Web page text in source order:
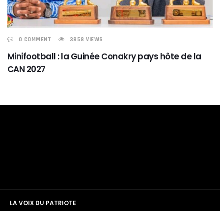
0 COMMENT 3858 VIEWS
Minifootball : la Guinée Conakry pays hôte de la
CAN 2027
LA VOIX DU PATRIOTE